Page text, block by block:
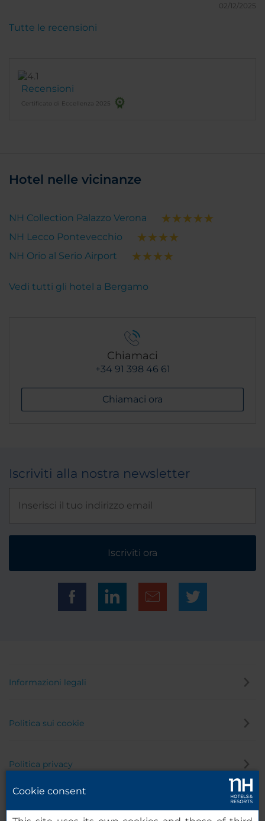
02/12/2025
Recensioni
Certificato di Eccellenza 2025
Tutte le recensioni
Hotel nelle vicinanze
NH Collection Palazzo Verona
NH Lecco Pontevecchio
NH Orio al Serio Airport
Vedi tutti gli hotel a Bergamo
Chiamaci
+34 91 398 46 61
Chiamaci ora
Iscriviti alla nostra newsletter
Iscriviti ora
Informazioni legali
Politica sui cookie
Politica privacy
Cookie consent